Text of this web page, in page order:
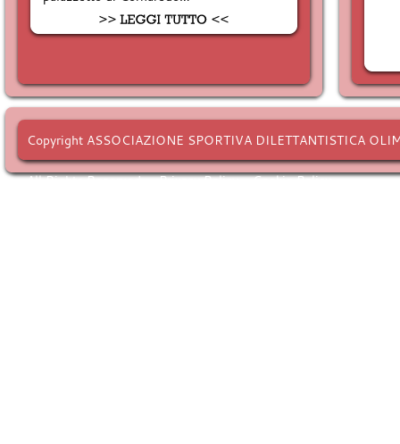
Copyright ASSOCIAZIONE SPORTIVA DILETTANTISTICA
All Rights Reserved. -Privacy Policy-Cookie Policy